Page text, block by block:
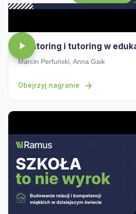
Mentoring i tutoring w
Marcin Perfuński, Anna Gaik
Obejrzyj nagranie